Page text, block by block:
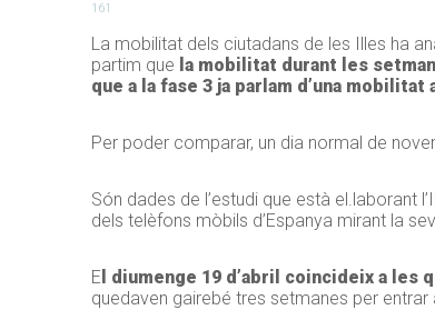
161
La mobilitat dels ciutadans de les Illes ha
partim que la mobilitat durant les
que a la fase 3 ja parlam d’una mobilitat
Per poder comparar, un dia normal de
Són dades de l’estudi que està el.laborant
dels telèfons mòbils d’Espanya mirant la
E l diumenge 19 d’abril coincideix a
quedaven gairebé tres setmanes per entrar